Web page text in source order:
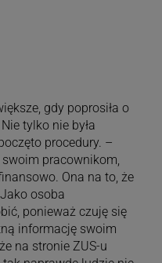
gdy poprosiła o
tylko nie była
procedury. –
pracownikom,
Ona na to, że
osoba
ponieważ czuję się
informację swoim
na stronie ZUS-u